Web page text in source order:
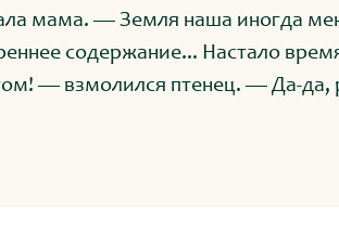
мама. — Земля наша иногда
содержание... Настало
— взмолился птенец. — Да-
в середине вулкана горячая
хочет подняться наверх. — А